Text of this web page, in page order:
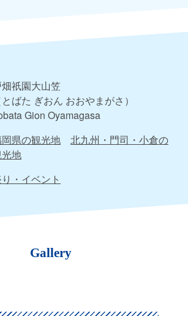
畑祇園大山笠
とばた ぎおん おおやまがさ）
Gion Oyamagasa
県の観光地
北九州・門司・小倉の
地
・イベント
Gallery